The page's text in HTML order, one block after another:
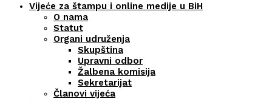
Vijeće za štampu i online medije u BiH
O nama
Statut
Organi udruženja
Skupština
Upravni odbor
Žalbena komisija
Sekretarijat
Članovi vijeća